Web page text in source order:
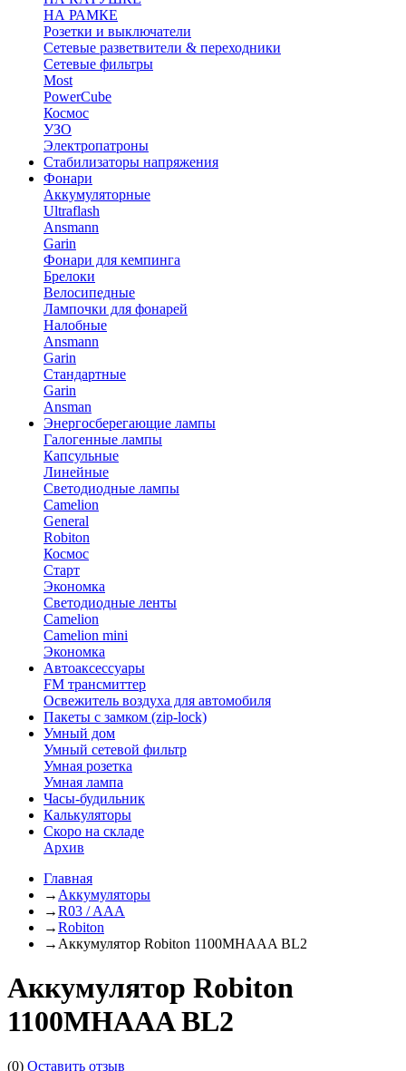
НА РАМКЕ
Розетки и выключатели
Сетевые разветвители & переходники
Сетевые фильтры
Most
PowerCube
Космос
УЗО
Электропатроны
Стабилизаторы напряжения
Фонари
Аккумуляторные
Ultraflash
Ansmann
Garin
Фонари для кемпинга
Брелоки
Велосипедные
Лампочки для фонарей
Налобные
Ansmann
Garin
Стандартные
Garin
Ansman
Энергосберегающие лампы
Галогенные лампы
Капсульные
Линейные
Светодиодные лампы
Camelion
General
Robiton
Космос
Старт
Экономка
Светодиодные ленты
Camelion
Camelion mini
Экономка
Автоаксессуары
FM трансмиттер
Освежитель воздуха для автомобиля
Пакеты с замком (zip-lock)
Умный дом
Умный сетевой фильтр
Умная розетка
Умная лампа
Часы-будильник
Калькуляторы
Скоро на складе
Архив
Главная
→ Аккумуляторы
→R03 / AAA
→Robiton
→ Аккумулятор Robiton 1100MHAAA BL2
Аккумулятор Robiton
1100MHAAA BL2
(0) Оставить отзыв